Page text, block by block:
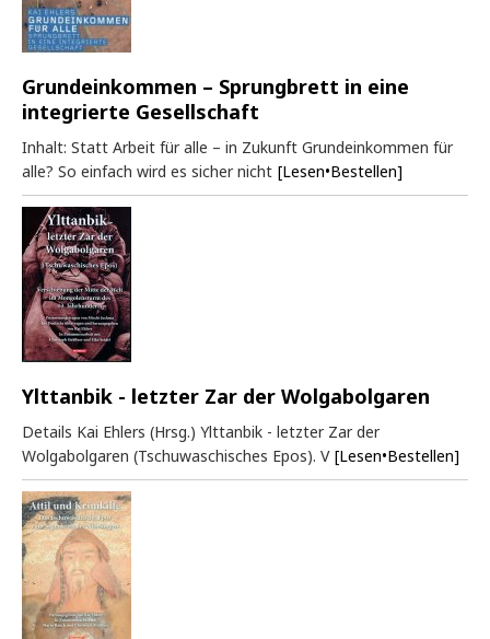
Grundeinkommen – Sprungbrett in eine
integrierte Gesellschaft
Inhalt: Statt Arbeit für alle – in Zukunft Grundeinkommen für
alle? So einfach wird es sicher nicht [Lesen•Bestellen]
Ylttanbik - letzter Zar der Wolgabolgaren
Details Kai Ehlers (Hrsg.) Ylttanbik - letzter Zar der
Wolgabolgaren (Tschuwaschisches Epos). V [Lesen•Bestellen]